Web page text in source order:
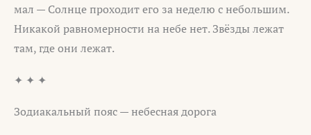
мал — Солнце проходит его за неделю с небольшим.
Никакой равномерности на небе нет. Звёзды лежат
там, где они лежат.
✦ ✦ ✦
Зодиакальный пояс — небесная дорога